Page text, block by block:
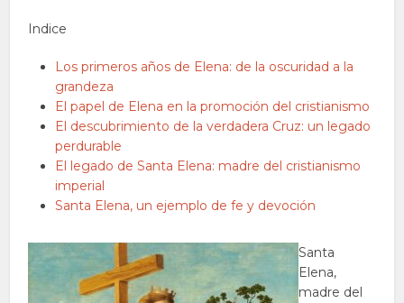
Indice
Los primeros años de Elena: de la oscuridad a la
grandeza
El papel de Elena en la promoción del cristianismo
El descubrimiento de la verdadera Cruz: un legado
perdurable
El legado de Santa Elena: madre del cristianismo
imperial
Santa Elena, un ejemplo de fe y devoción
Santa
Elena,
madre del